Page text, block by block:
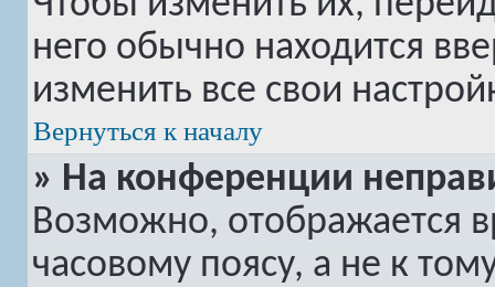
него обычно находится
изменить все свои
Вернуться к началу
» На конференции
Возможно, отображается
часовому поясу, а не к